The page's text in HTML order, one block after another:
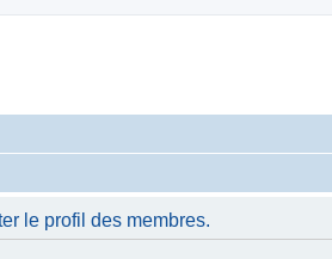
le profil des membres.